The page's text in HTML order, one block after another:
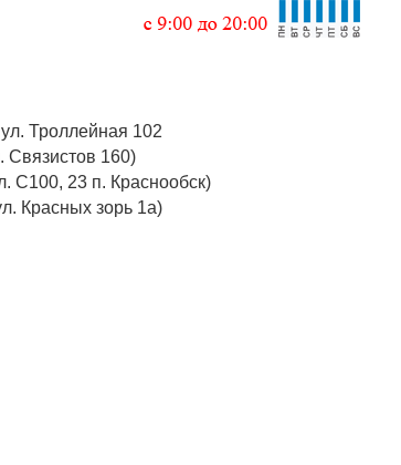
ул. Троллейная 102
ул. Связистов 160)
С100, 23 п. Краснообск)
ул. Красных зорь 1а)